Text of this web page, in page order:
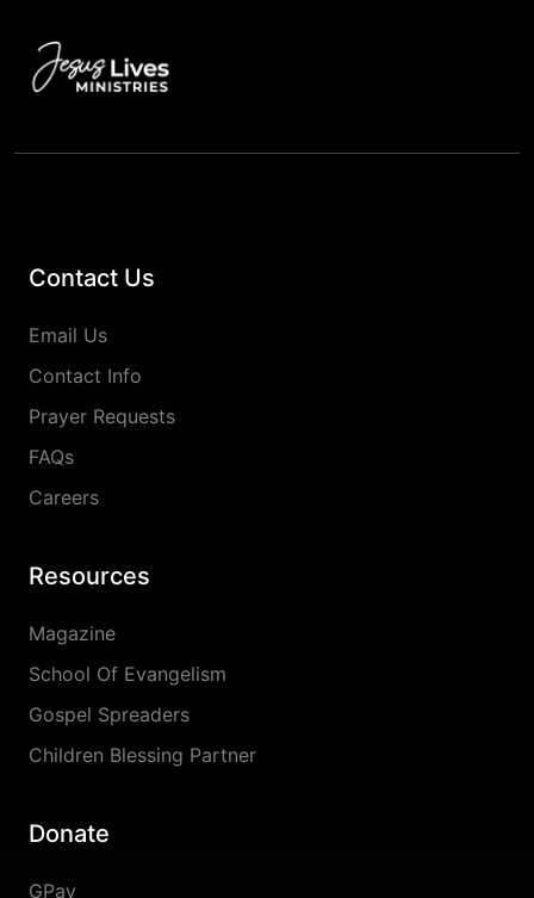
Contact Us
Email Us
Contact Info
Prayer Requests
FAQs
Careers
Resources
Magazine
School Of Evangelism
Gospel Spreaders
Children Blessing Partner
Donate
GPay